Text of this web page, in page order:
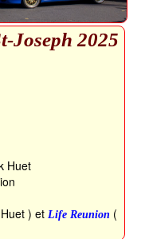
Joseph 2025
Huet
) et Life Reunion (